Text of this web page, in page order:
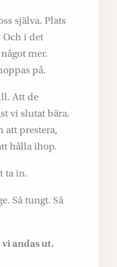
själva. Plats
Och i det
mer.
på.
Att de
vi slutat bära.
att prestera,
hålla ihop.
ta in.
Så tungt. Så
andas ut.